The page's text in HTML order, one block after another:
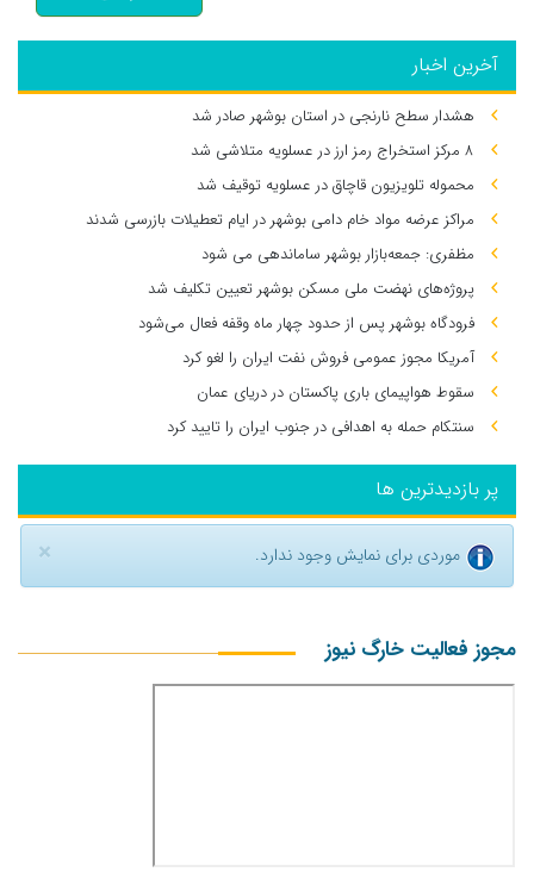
آخرین اخبار
هشدار سطح نارنجی در استان بوشهر صادر شد
۸ مرکز استخراج رمز ارز در عسلویه متلاشی شد
محموله تلویزیون قاچاق در عسلویه توقیف شد
مراکز عرضه مواد خام دامی بوشهر در ایام تعطیلات بازرسی شدند
مظفری: جمعه‌بازار بوشهر ساماندهی می‌ شود
پروژه‌های نهضت ملی مسکن بوشهر تعیین تکلیف شد
فرودگاه بوشهر پس از حدود چهار ماه وقفه فعال می‌شود
آمریکا مجوز عمومی فروش نفت ایران را لغو کرد
سقوط هواپیمای باری پاکستان در دریای عمان
سنتکام حمله به اهدافی در جنوب ایران را تایید کرد
پر بازدیدترین ها
× موردی برای نمایش وجود ندارد.
مجوز فعالیت خارگ نیوز